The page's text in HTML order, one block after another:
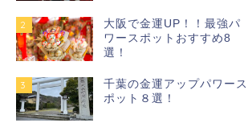
2
大阪で金運UP！！最強パ
ワースポットおすすめ8
選！
3
千葉の金運アップパワース
ポット８選！